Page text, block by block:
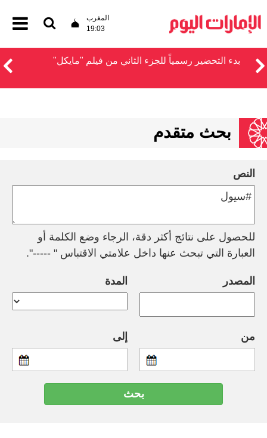
المغرب
19:03
بدء التحضير رسمياً للجزء الثاني من فيلم "مايكل"
بحث متقدم
النص
للحصول على نتائج أكثر دقة، الرجاء وضع الكلمة أو
العبارة التي تبحث عنها داخل علامتي الاقتباس " -----".
المصدر المدة
من إلى